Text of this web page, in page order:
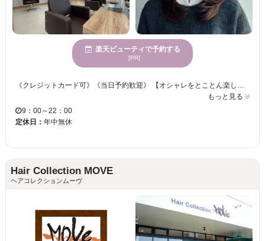
楽天ビューティで予約する
[PR]
《クレジットカード可》《当日予約歓迎》 【オシャレをとことん楽しもう♪♪お客様に合ったプロデュースで”カワイイ・カッコイイ”を叶えます♪♪】 ナチュラル×シンプルなスタイルの中にスタイリストのセンスが光ります☆ 髪と地肌のケアにこだわり、選りすぐりの薬剤、トリートメントを導入◎ アナタのなりたいイメージをお聞かせください！＜Agu＞が叶えます！！ 求人募集中。 amakusa@agu-hair.com こちらに直接メールを頂ければ 入社お祝い金10万円～最大20万円プレゼント！ 条件面も柔軟に対応させていただきますので、お気軽にご連絡ください。
もっと見る
9：00～22：00
定休日： 年中無休
Hair Collection MOVE
ヘアコレクションムーヴ